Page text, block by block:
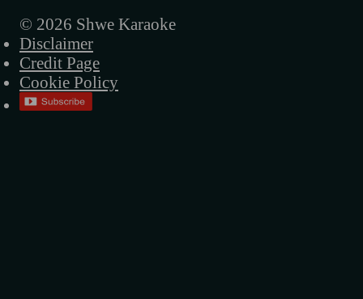
ဟိုအစ်ကိုကြီးရဲ့ မခင်နှင်းဆီ
ကံ့ကော်မြို့တော်
အခုတော့ ပါးစပ်ရာဇဝင်လေးတစ်ခု ဖြစ်လို့ကျ
© 2026 Shwe Karaoke
Disclaimer
Credit Page
Cookie Policy